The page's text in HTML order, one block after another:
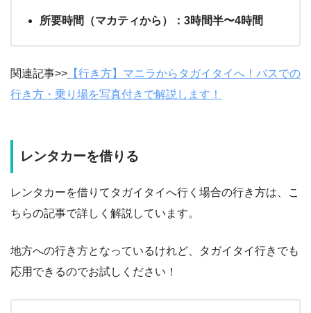
所要時間（マカティから）：3時間半〜4時間
関連記事>> 【行き方】マニラからタガイタイへ！バスでの
行き方・乗り場を写真付きで解説します！
レンタカーを借りる
レンタカーを借りてタガイタイへ行く場合の行き方は、こ
ちらの記事で詳しく解説しています。
地方への行き方となっているけれど、タガイタイ行きでも
応用できるのでお試しください！